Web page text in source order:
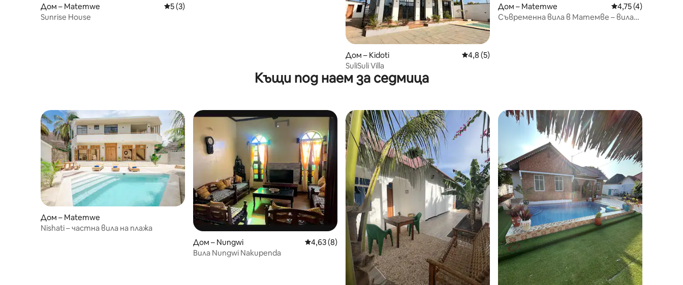
Дом – Matemwe Средна оценка: 5 от 5, 3 отзива
5 (3)
Sunrise House
Дом – Kidoti Средна оценка: 4,8 от 5, 5 отзива
4,8 (5)
SuliSuli Villa
Дом – Matemwe Средна оценка:
4,75 (4)
Съвременна вила в Матемве – вила
Къщи под наем за седмица
Дом – Matemwe
Nishati – частна вила на плажа
Дом – Nungwi
Средна оценка: 4,63 от 5, 8 отзива
4,63 (8)
Вила Nungwi Nakupenda